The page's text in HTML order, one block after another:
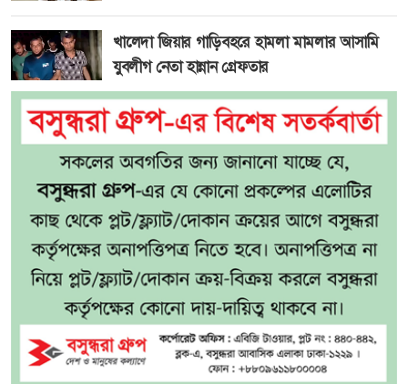
খালেদা জিয়ার গাড়িবহরে হামলা মামলার আসামি
যুবলীগ নেতা হান্নান গ্রেফতার